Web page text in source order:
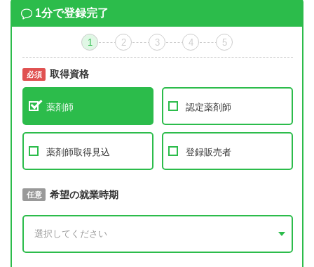
1分で登録完了
1 2 3 4 5
必須 取得資格
薬剤師 認定薬剤師
薬剤師取得見込 登録販売者
必須 取得予定年
任意 希望の就業時期